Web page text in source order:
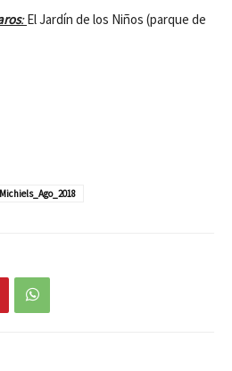
:El Jardín de los Niños (parque de